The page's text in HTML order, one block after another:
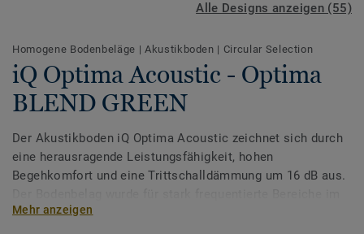
Alle Designs anzeigen (55)
Homogene Bodenbeläge | Akustikboden | Circular Selection
iQ Optima Acoustic - Optima
BLEND GREEN
Der Akustikboden iQ Optima Acoustic zeichnet sich durch
eine herausragende Leistungsfähigkeit, hohen
Begehkomfort und eine Trittschalldämmung um 16 dB aus.
Bildungs- und Gesundheitswesen entwickelt und sorgt für
Mehr anzeigen